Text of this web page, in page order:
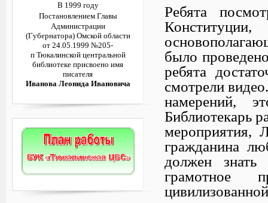
Ребята
было
ребята
смотрели
намерений,
Библиотекарь
мероприятия,
гражданина
должен
грамотное
В 1999 году
Постановлением Главы
Администрации
(Губернатора) Омской области
от 24.05.1999 №205-
п Тюкалинской центральной
библиотеке присвоено имя
писателя
Иванова Леонида Ивановича